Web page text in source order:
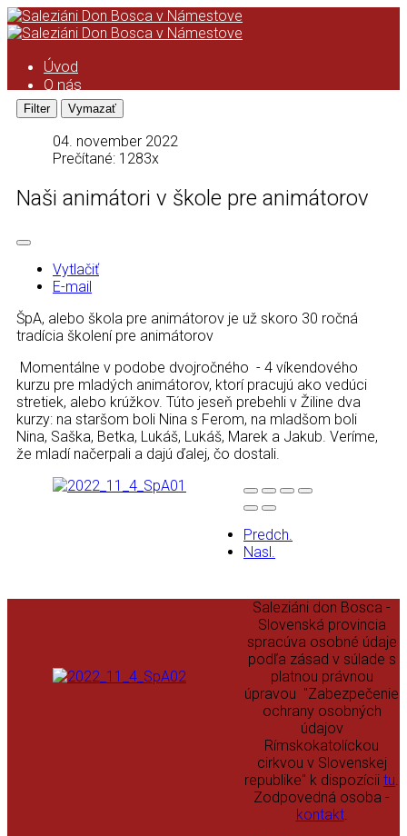
Úvod
O nás
Saleziáni don Bosca
História saleziánskeho diela na
Orave
Kronika
Kalendár
ASC
ZMP
Úvod
Pravidlá ZMP
Animácia ZMP
Zo života strediska
Čo pripravujeme
Videá
Kontakt
04. november 2022
Prečítané: 1283x
Naši animátori v škole pre animátorov
Vytlačiť
E-mail
ŠpA, alebo škola pre animátorov je už skoro 30 ročná
tradícia školení pre animátorov
Momentálne v podobe dvojročného - 4 víkendového
kurzu pre mladých animátorov, ktorí pracujú ako vedúci
stretiek, alebo krúžkov. Túto jeseň prebehli v Žiline dva
kurzy: na staršom boli Nina s Ferom, na mladšom boli
Nina, Saška, Betka, Lukáš, Lukáš, Marek a Jakub. Veríme,
že mladí načerpali a dajú ďalej, čo dostali.
Predch.
Nasl.
Saleziáni don Bosca -
Slovenská provincia
spracúva osobné údaje
podľa zásad v súlade s
platnou právnou
úpravou "Zabezpečenie
ochrany osobných
údajov
Rímskokatolíckou
cirkvou v Slovenskej
republike" k dispozícii tu.
Zodpovedná osoba -
kontakt.